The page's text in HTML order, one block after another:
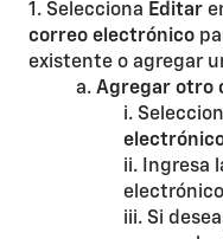
1. Selecciona Editar
correo electrónico
existente o agregar
a. Agregar otro
i.
ii. Ingresa
iii. Si